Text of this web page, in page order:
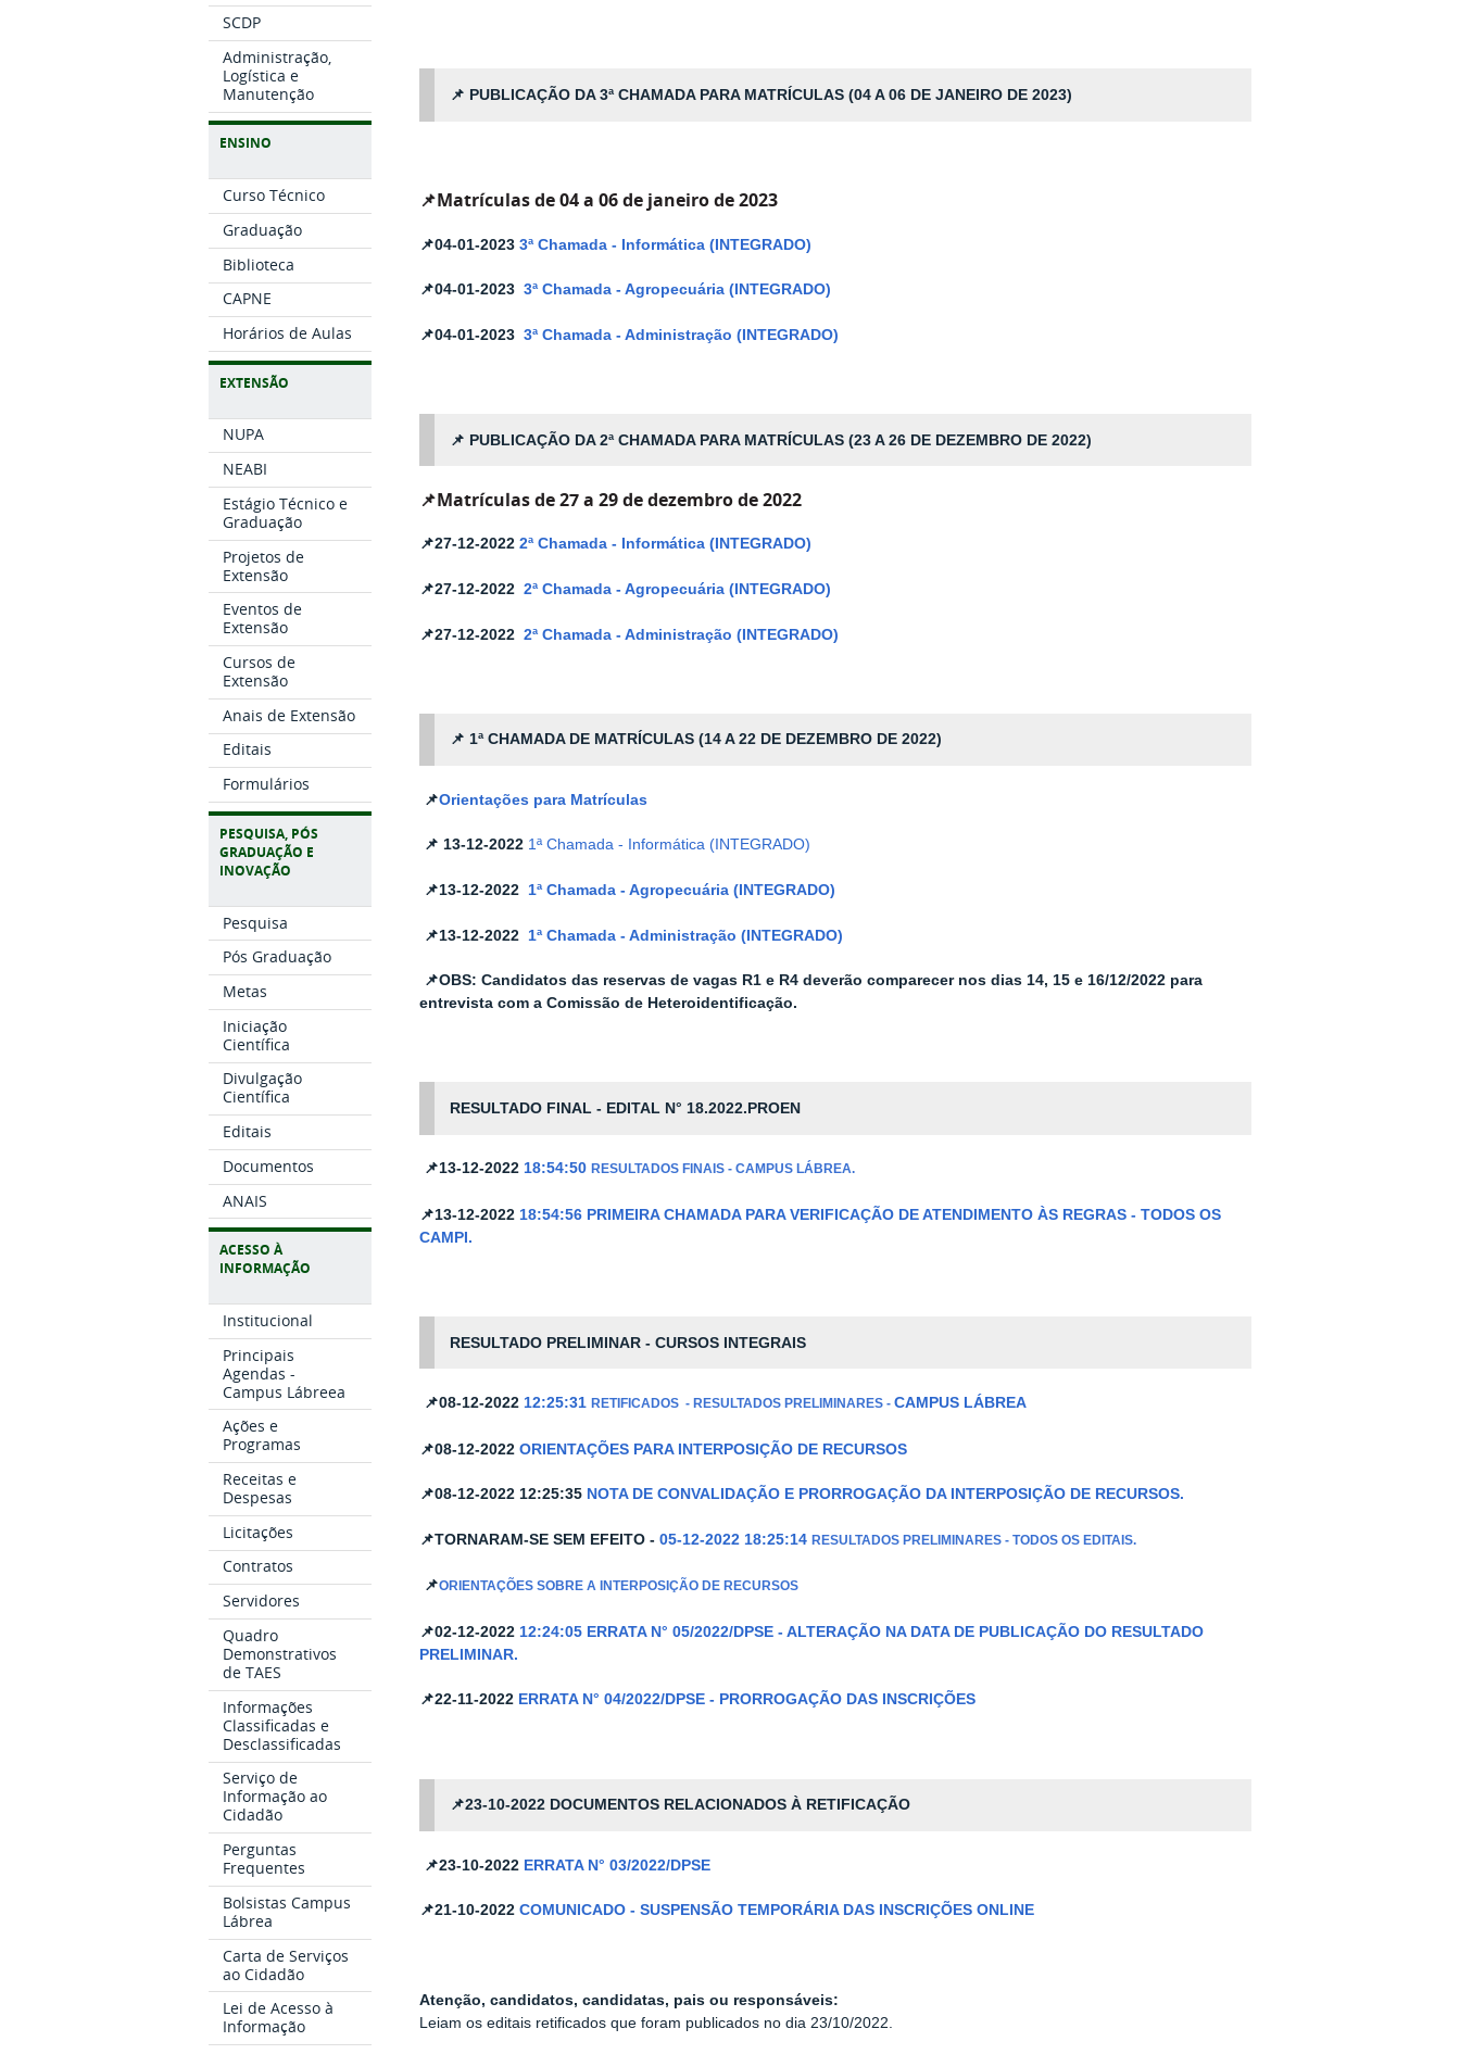
SCDP
Administração,
Logística e
Manutenção
ENSINO
Curso Técnico
Graduação
Biblioteca
CAPNE
Horários de Aulas
EXTENSÃO
NUPA
NEABI
Estágio Técnico e
Graduação
Projetos de
Extensão
Eventos de
Extensão
Cursos de
Extensão
Anais de Extensão
Editais
Formulários
PESQUISA, PÓS
GRADUAÇÃO E
INOVAÇÃO
Pesquisa
Pós Graduação
Metas
Iniciação
Científica
Divulgação
Científica
Editais
Documentos
ANAIS
ACESSO À
INFORMAÇÃO
Institucional
Principais
Agendas -
Campus Lábreea
Ações e
Programas
Receitas e
Despesas
Licitações
Contratos
Servidores
Quadro
Demonstrativos
de TAES
Informações
Classificadas e
Desclassificadas
Serviço de
Informação ao
Cidadão
Perguntas
Frequentes
Bolsistas Campus
Lábrea
Carta de Serviços
ao Cidadão
Lei de Acesso à
Informação
📌 PUBLICAÇÃO DA 3ª CHAMADA PARA MATRÍCULAS (04 A 06 DE JANEIRO DE 2023)
📌Matrículas de 04 a 06 de janeiro de 2023
📌04-01-20233ª Chamada - Informática (INTEGRADO)
📌04-01-20233ª Chamada - Agropecuária (INTEGRADO)
📌04-01-2023 3ª Chamada - Administração (INTEGRADO)
📌 PUBLICAÇÃO DA 2ª CHAMADA PARA MATRÍCULAS (23 A 26 DE DEZEMBRO DE 2022)
📌Matrículas de 27 a 29 de dezembro de 2022
📌27-12-2022 2ª Chamada - Informática (INTEGRADO)
📌27-12-2022 2ª Chamada - Agropecuária (INTEGRADO)
📌27-12-2022 2ª Chamada - Administração (INTEGRADO)
📌 1ª CHAMADA DE MATRÍCULAS (14 A 22 DE DEZEMBRO DE 2022)
📌Orientações para Matrículas
📌 13-12-2022 1ª Chamada - Informática (INTEGRADO)
📌13-12-2022 1ª Chamada - Agropecuária (INTEGRADO)
📌13-12-2022 1ª Chamada - Administração (INTEGRADO)
📌OBS: Candidatos das reservas de vagas R1 e R4 deverão comparecer nos dias 14, 15 e 16/12/2022 para
entrevista com a Comissão de Heteroidentificação.
RESULTADO FINAL - EDITAL N° 18.2022.PROEN
📌13-12-202218:54:50RESULTADOS FINAIS - CAMPUS LÁBREA.
📌13-12-2022 18:54:56 PRIMEIRA CHAMADA PARA VERIFICAÇÃO DE ATENDIMENTO ÀS REGRAS - TODOS OS
CAMPI .
RESULTADO PRELIMINAR - CURSOS INTEGRAIS
📌08-12-2022 12:25:31 RETIFICADOS - RESULTADOS PRELIMINARES -CAMPUS LÁBREA
📌08-12-2022ORIENTAÇÕES PARA INTERPOSIÇÃO DE RECURSOS
📌08-12-2022 12:25:35 NOTA DE CONVALIDAÇÃO E PRORROGAÇÃO DA INTERPOSIÇÃO DE RECURSOS.
📌TORNARAM-SE SEM EFEITO -05-12-2022 18:25:14RESULTADOS PRELIMINARES - TODOS OS EDITAIS.
📌ORIENTAÇÕES SOBRE A INTERPOSIÇÃO DE RECURSOS
📌02-12-2022 12:24:05 ERRATA N° 05/2022/DPSE - ALTERAÇÃO NA DATA DE PUBLICAÇÃO DO RESULTADO
PRELIMINAR.
📌22-11-2022 ERRATA N° 04/2022/DPSE - PRORROGAÇÃO DAS INSCRIÇÕES
📌23-10-2022 DOCUMENTOS RELACIONADOS À RETIFICAÇÃO
📌23-10-2022 ERRATA N° 03/2022/DPSE
📌21-10-2022COMUNICADO - SUSPENSÃO TEMPORÁRIA DAS INSCRIÇÕES ONLINE
Atenção, candidatos, candidatas, pais ou responsáveis:
Leiam os editais retificados que foram publicados no dia 23/10/2022.